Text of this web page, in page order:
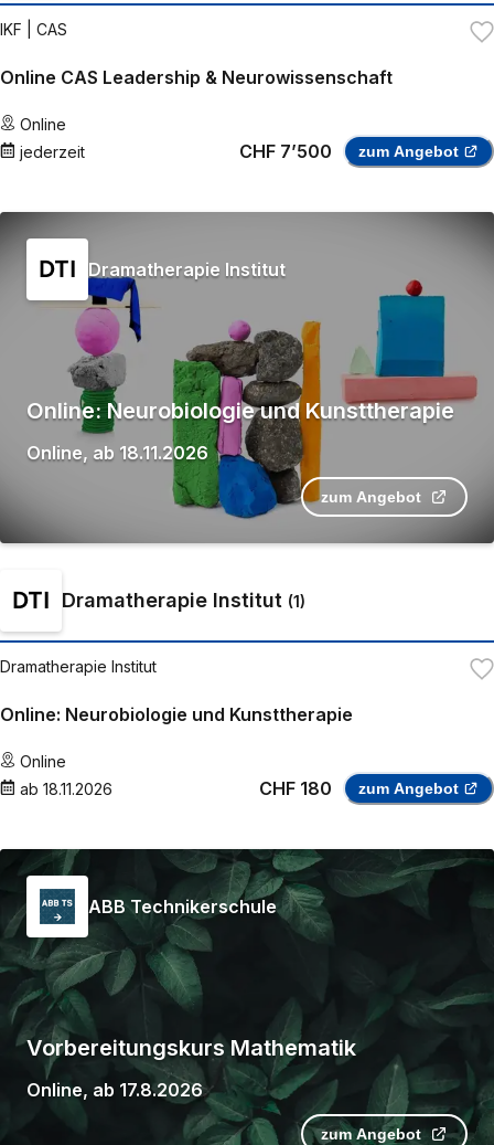
IKF | CAS
Online CAS Leadership & Neurowissenschaft
Online
jederzeit
CHF 7’500 zum Angebot
Dramatherapie Institut
Online: Neurobiologie und Kunsttherapie
Online, ab 18.11.2026
zum Angebot
Dramatherapie Institut (1)
Dramatherapie Institut
Online: Neurobiologie und Kunsttherapie
Online
ab 18.11.2026 CHF 180 zum Angebot
ABB Technikerschule
Vorbereitungskurs Mathematik
Online, ab 17.8.2026
zum Angebot